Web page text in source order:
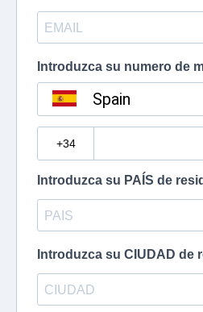
Introduzca su numero de
Spain
Introduzca su PAÍS de
Introduzca su CIUDAD de